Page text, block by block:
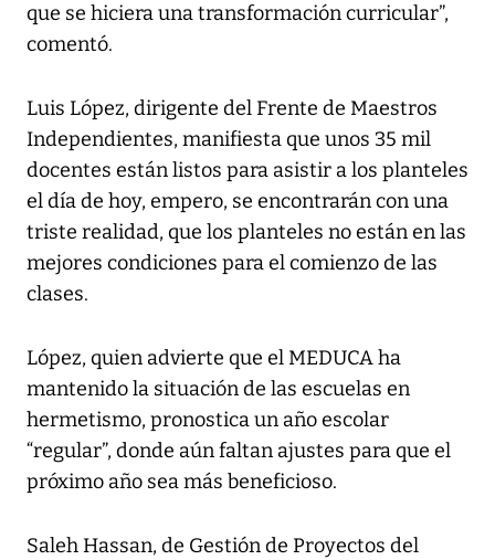
que se hiciera una transformación curricular”,
comentó.
Luis López, dirigente del Frente de Maestros
Independientes, manifiesta que unos 35 mil
docentes están listos para asistir a los planteles
el día de hoy, empero, se encontrarán con una
triste realidad, que los planteles no están en las
mejores condiciones para el comienzo de las
clases.
López, quien advierte que el MEDUCA ha
mantenido la situación de las escuelas en
hermetismo, pronostica un año escolar
“regular”, donde aún faltan ajustes para que el
próximo año sea más beneficioso.
Saleh Hassan, de Gestión de Proyectos del